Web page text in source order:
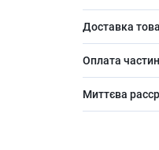
Доставка
Оплата
Миттєва